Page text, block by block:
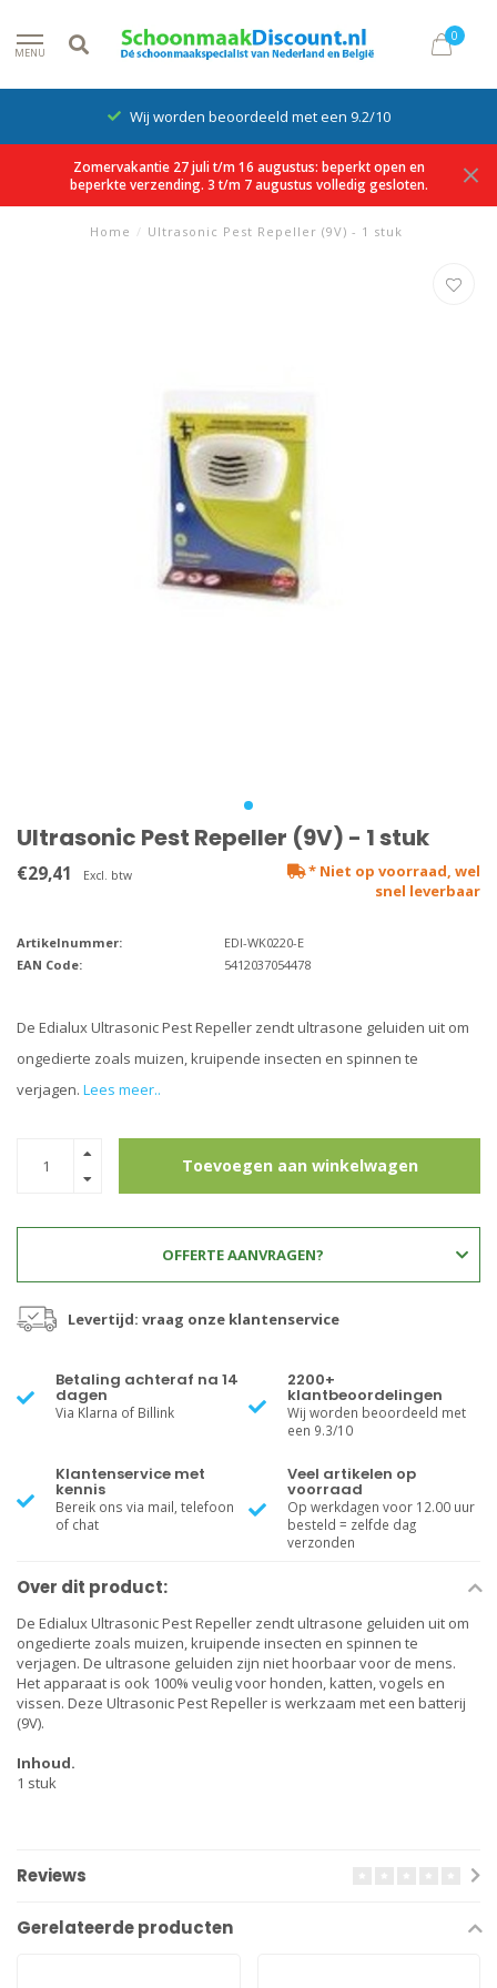
MENU
0
Wij worden beoordeeld met een 9.2/10
Zomervakantie 27 juli t/m 16 augustus: beperkt open en
beperkte verzending. 3 t/m 7 augustus volledig gesloten.
Home / Ultrasonic Pest Repeller (9V) - 1 stuk
Ultrasonic Pest Repeller (9V) - 1 stuk
€29,41 Excl. btw
* Niet op voorraad, wel
snel leverbaar
Artikelnummer:
EDI-WK0220-E
EAN Code:
5412037054478
De Edialux Ultrasonic Pest Repeller zendt ultrasone geluiden uit om
ongedierte zoals muizen, kruipende insecten en spinnen te
verjagen. Lees meer..
Toevoegen aan winkelwagen
OFFERTE AANVRAGEN?
Levertijd: vraag onze klantenservice
Betaling achteraf na 14
dagen
Via Klarna of Billink
2200+
klantbeoordelingen
Wij worden beoordeeld met
een 9.3/10
Klantenservice met
kennis
Bereik ons via mail, telefoon
of chat
Veel artikelen op
voorraad
Op werkdagen voor 12.00 uur
besteld = zelfde dag
verzonden
Over dit product:
De Edialux Ultrasonic Pest Repeller zendt ultrasone geluiden uit om
ongedierte zoals muizen, kruipende insecten en spinnen te
verjagen. De ultrasone geluiden zijn niet hoorbaar voor de mens.
Het apparaat is ook 100% veulig voor honden, katten, vogels en
vissen. Deze Ultrasonic Pest Repeller is werkzaam met een batterij
(9V).
Inhoud.
1 stuk
Reviews
Gerelateerde producten